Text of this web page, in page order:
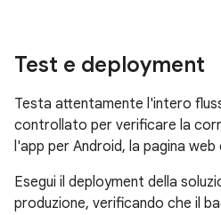
Test e deployment
Testa attentamente l'intero
controllato per verificare la
l'app per Android, la pagina web
Esegui il deployment della
produzione, verificando che il